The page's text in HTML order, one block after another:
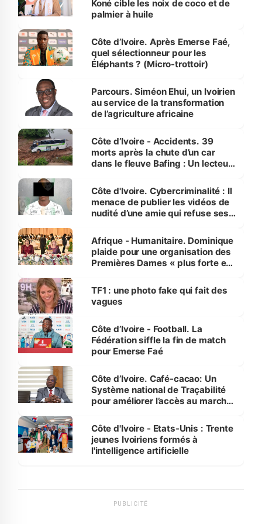
Koné cible les noix de coco et de
palmier à huile
Côte d’Ivoire. Après Emerse Faé,
quel sélectionneur pour les
Éléphants ? (Micro-trottoir)
Parcours. Siméon Ehui, un Ivoirien
au service de la transformation
de l’agriculture africaine
Côte d’Ivoire - Accidents. 39
morts après la chute d’un car
dans le fleuve Bafing : Un lecteur
des Transports
Côte d'Ivoire. Cybercriminalité : Il
menace de publier les vidéos de
nudité d’une amie qui refuse ses
Afrique - Humanitaire. Dominique
plaide pour une organisation des
Premières Dames « plus forte et
sur la scène internationale »
TF1 : une photo fake qui fait des
vagues
Côte d’Ivoire - Football. La
Fédération siffle la fin de match
pour Emerse Faé
Côte d’Ivoire. Café-cacao: Un
Système national de Traçabilité
pour améliorer l’accès au marché
Côte d'Ivoire - Etats-Unis : Trente
jeunes Ivoiriens formés à
l'intelligence artificielle
PUBLICITÉ